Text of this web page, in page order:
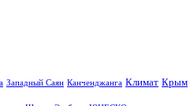
Западный Саян Канченджанга Климат Крым